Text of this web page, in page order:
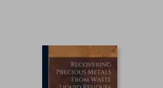
40%
dcto.